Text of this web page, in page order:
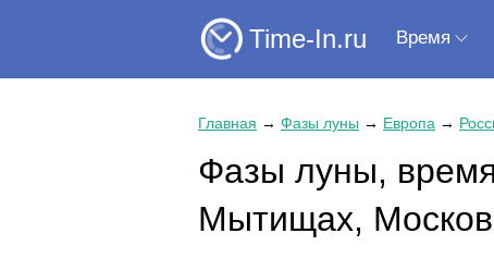
Time-In.ru Время
Главная → Фазы луны → Европа →
Фазы луны,
Мытищах,